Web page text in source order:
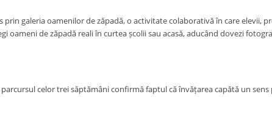
prin galeria oamenilor de zăpadă, o activitate colaborativă în care elevii,
oameni de zăpadă reali în curtea școlii sau acasă, aducând dovezi
celor trei săptămâni confirmă faptul că învățarea capătă un